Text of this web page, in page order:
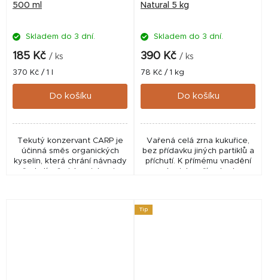
500 ml
Skladem do 3 dní.
185 Kč / ks
Měrná
cena:
370 Kč / 1 l
Do košíku
Tekutý konzervant CARP je
účinná směs organických
kyselin, která chrání návnady
Natural 5 kg
Skladem do 3 dní.
390 Kč / ks
Měrná
cena:
78 Kč / 1 kg
Do košíku
Vařená celá zrna kukuřice,
bez přídavku jiných partiklů a
příchutí. K přímému vnadění
Tip